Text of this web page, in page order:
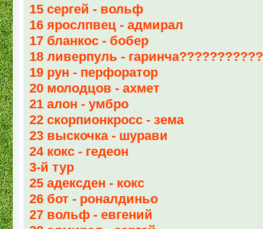
15 сергей - вольф
16 ярослпвец - адмирал
17 бланкос - бобер
18 ливерпуль -
19 рун - перфоратор
20 молодцов - ахмет
21 алон - умбро
22 скорпионкросс - зема
23 выскочка - шурави
24 кокс - гедеон
3-й тур
25 адексден - кокс
26 бот - роналдиньо
27 вольф - евгений